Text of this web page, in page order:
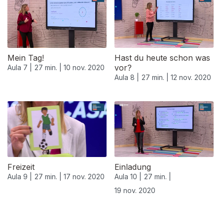
Mein Tag!
Aula 7 | 27 min. | 10 nov. 2020
Hast du heute schon was
vor?
Aula 8 | 27 min. | 12 nov. 2020
Freizeit
Aula 9 | 27 min. | 17 nov. 2020
Einladung
Aula 10 |
27 min. |
19 nov. 2020